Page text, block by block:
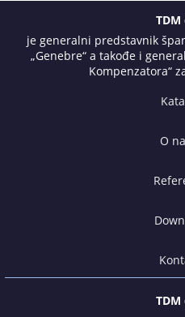
TDM
je generalni predstavnik
„Genebre“ a takođe i
Kompenzatora“
O
TDM